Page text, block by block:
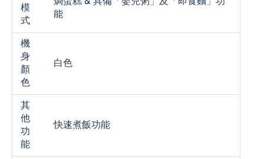
模
式
能
機
身
顏
色
白色
其
他
功
能
快速煮飯功能